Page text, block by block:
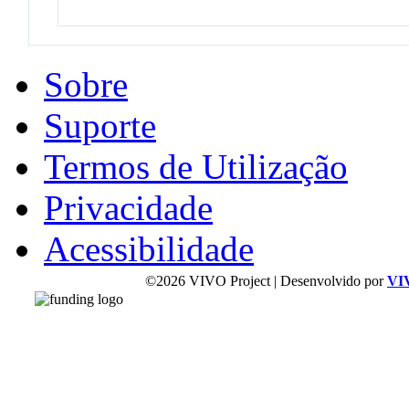
Sobre
Suporte
Termos de Utilização
Privacidade
Acessibilidade
©2026 VIVO Project | Desenvolvido por